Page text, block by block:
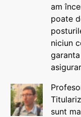
am
poate
niciun
sunt